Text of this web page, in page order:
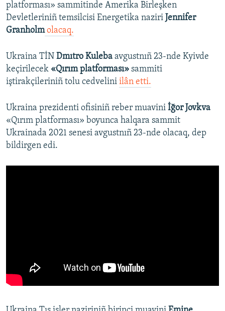
platforması» sammitinde Amerika Birleşken
Devletleriniñ temsilcisi Energetika naziri Jennifer
Granholmolacaq.
Ukraina TİN Dmıtro Kuleba avgustnıñ 23-nde Kyivde
keçirilecek «Qırım platforması» sammiti
iştirakçileriniñ tolu cedvelini ilân etti.
Ukraina prezidenti ofisiniñ reber muavini İğor Jovkva
«Qırım platforması» boyunca halqara sammit
Ukrainada 2021 senesi avgustnıñ 23-nde olacaq, dep
bildirgen edi.